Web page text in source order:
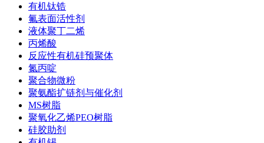
有机钛锆
氟表面活性剂
液体聚丁二烯
丙烯酸
反应性有机硅预聚体
氮丙啶
聚合物微粉
聚氨酯扩链剂与催化剂
MS树脂
聚氧化乙烯PEO树脂
硅胶助剂